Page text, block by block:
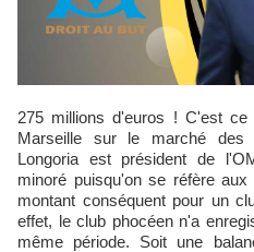
275 millions d'euros ! C'est ce qu'a dépensé l'Olympique de
Marseille sur le marché des
Longoria est président de
minoré puisqu'on se réfère
montant conséquent pour un
effet, le club phocéen n'a
même période. Soit une